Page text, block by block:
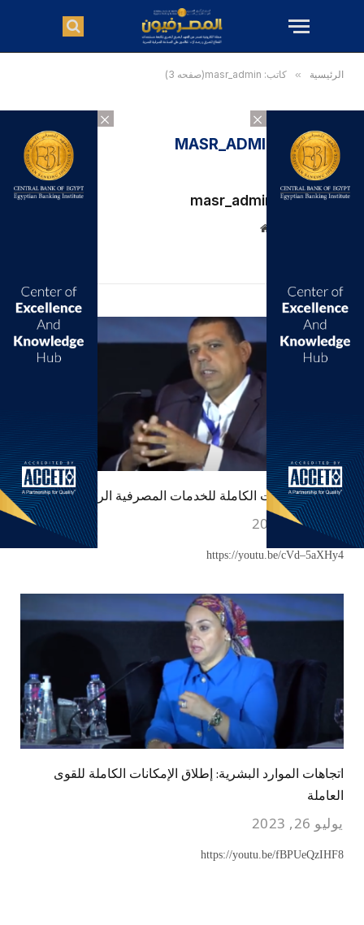
×
×
الرئيسية » كاتب: masr_admin(صفحه 3)
الكاتب: MASR_ADMIN
masr_admin
موقع
إطلاق الإمكانات الكاملة للخدمات المصرفية الرقمية
يوليو 26, 2023
https://youtu.be/cVd–5aXHy4
اتجاهات الموارد البشرية: إطلاق الإمكانات الكاملة للقوى
العاملة
يوليو 26, 2023
https://youtu.be/fBPUeQzIHF8